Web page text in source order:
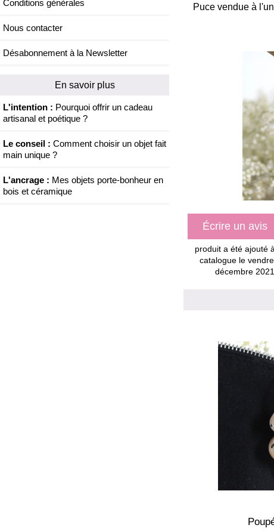
Conditions générales
Nous contacter
Désabonnement à la Newsletter
En savoir plus
L'intention : Pourquoi offrir un cadeau
artisanal et poétique ?
Le conseil : Comment choisir un objet fait
main unique ?
L'ancrage : Mes objets porte-bonheur en
bois et céramique
Puce vendue à
Écrire un avis
produit a été ajouté
catalogue le
décembre 2021.